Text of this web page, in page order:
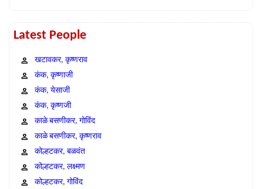
Latest People
खटावकर, कृष्णराव
कंक, कृष्णाजी
कंक, येसाजी
कंक, कृष्णजी
काळे बसणीकर, गोविंद
काळे बसणीकर, कृष्णराव
कोल्हटकर, बळवंत
कोल्हटकर, लक्ष्मण
कोल्हटकर, गोविंद